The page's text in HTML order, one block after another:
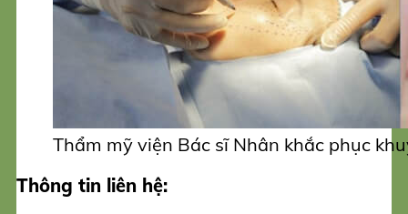
Thẩm mỹ viện Bác sĩ Nhân khắc phục
Thông tin liên hệ: